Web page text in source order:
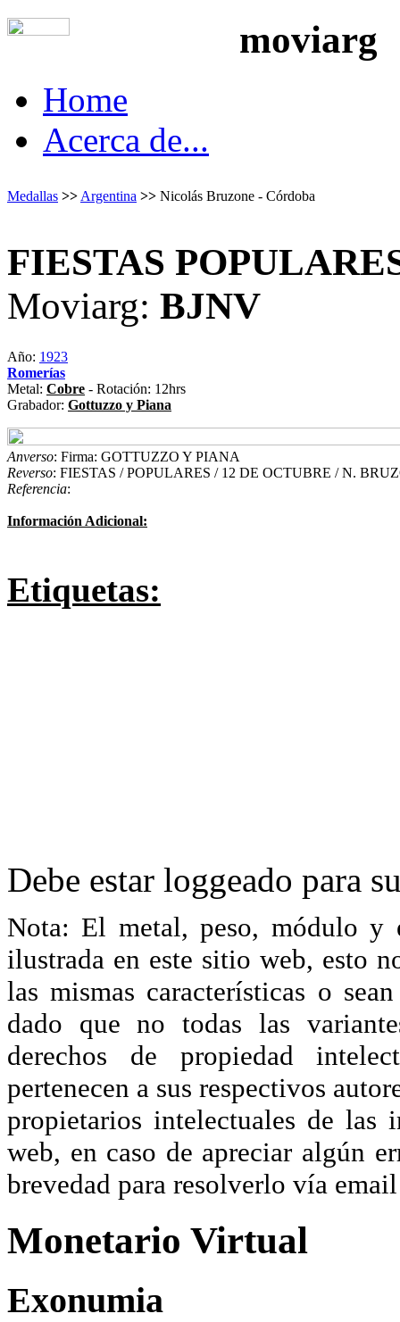
moviarg
Home
Acerca de...
Medallas >> Argentina >> Nicolás Bruzone - Córdoba
FIESTAS
Moviarg: BJNV
Año: 1923
Romerías
Metal: Cobre - Rotación: 12hrs
Grabador: Gottuzzo y Piana
Anverso: Firma: GOTTUZZO Y PIANA
Reverso: FIESTAS / POPULARES / 12 DE OCTUBRE / N.
Referencia:
Información Adicional:
Etiquetas:
Debe estar loggeado para
Nota: El metal, peso, módulo y
ilustrada en este sitio web, esto
las mismas características o
dado que no todas las
derechos de propiedad
pertenecen a sus respectivos
propietarios intelectuales de las
web, en caso de apreciar algún
brevedad para resolverlo vía
Monetario Virtual
Exonumia